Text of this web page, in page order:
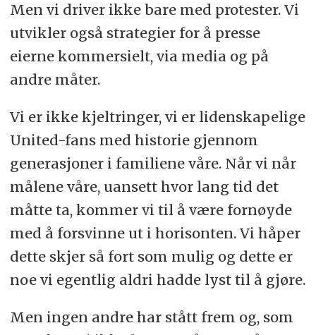
Men vi driver ikke bare med protester. Vi
utvikler også strategier for å presse
eierne kommersielt, via media og på
andre måter.
Vi er ikke kjeltringer, vi er lidenskapelige
United-fans med historie gjennom
generasjoner i familiene våre. Når vi når
målene våre, uansett hvor lang tid det
måtte ta, kommer vi til å være fornøyde
med å forsvinne ut i horisonten. Vi håper
dette skjer så fort som mulig og dette er
noe vi egentlig aldri hadde lyst til å gjøre.
Men ingen andre har stått frem og, som